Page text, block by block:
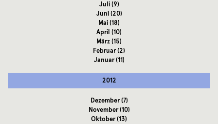
Juli(9)
Juni(20)
Mai(18)
April (10)
März(15)
Februar(2)
Januar(11)
2012
Dezember(7)
November(10)
Oktober(13)